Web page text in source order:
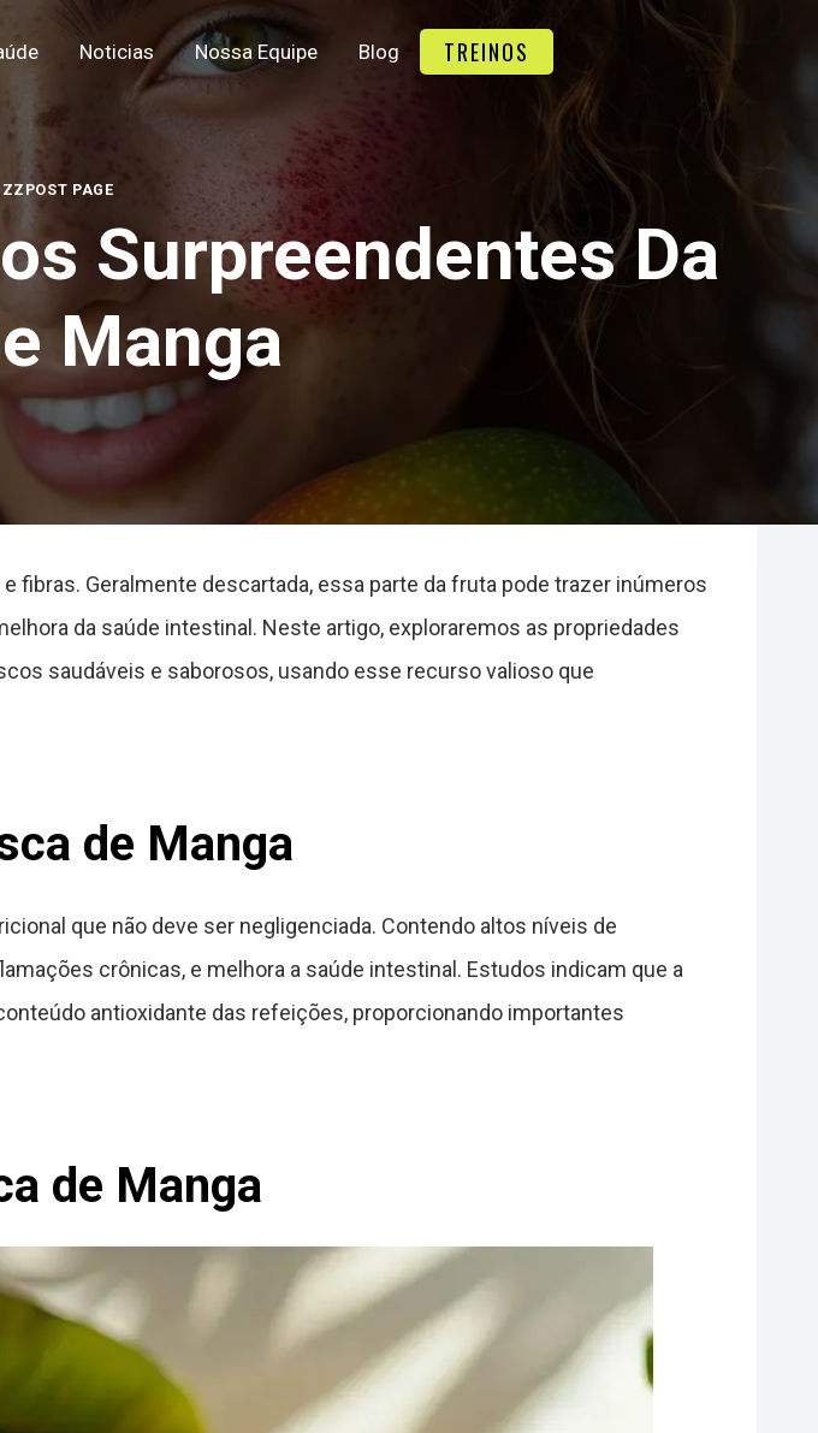
Noticias Nossa Equipe Blog TREINOS
ZZPOST PAGE
Surpreendentes Da
Manga
fibras. Geralmente descartada, essa parte da fruta pode trazer inúmeros
da saúde intestinal. Neste artigo, exploraremos as propriedades
saudáveis e saborosos, usando esse recurso valioso que
de Manga
que não deve ser negligenciada. Contendo altos níveis de
crônicas, e melhora a saúde intestinal. Estudos indicam que a
antioxidante das refeições, proporcionando importantes
de Manga